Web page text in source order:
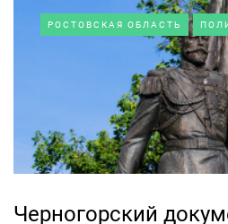
РОСТОВСКАЯ ОБЛАСТЬ
Черногорский